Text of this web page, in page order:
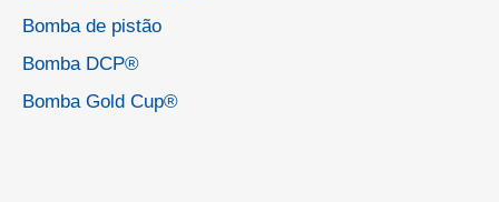
Bomba de pistão
Bomba DCP®
Bomba Gold Cup®